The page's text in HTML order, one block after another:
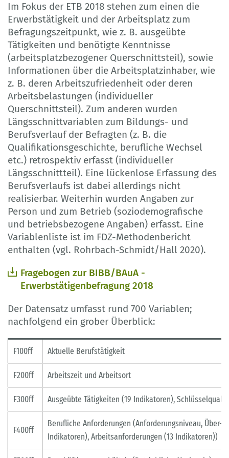
Im Fokus der ETB 2018 stehen zum einen die
Erwerbstätigkeit und der Arbeitsplatz zum
Befragungszeitpunkt, wie z. B. ausgeübte
Tätigkeiten und benötigte Kenntnisse
(arbeitsplatzbezogener Querschnittsteil), sowie
Informationen über die Arbeitsplatzinhaber, wie
z. B. deren Arbeitszufriedenheit oder deren
Arbeitsbelastungen (individueller
Querschnittsteil). Zum anderen wurden
Längsschnittvariablen zum Bildungs- und
Berufsverlauf der Befragten (z. B. die
Qualifikationsgeschichte, berufliche Wechsel
etc.) retrospektiv erfasst (individueller
Längsschnittteil). Eine lückenlose Erfassung des
Berufsverlaufs ist dabei allerdings nicht
realisierbar. Weiterhin wurden Angaben zur
Person und zum Betrieb (soziodemografische
und betriebsbezogene Angaben) erfasst. Eine
Variablenliste ist im FDZ-Methodenbericht
enthalten (vgl. Rohrbach-Schmidt/Hall 2020).
Fragebogen zur BIBB/BAuA -
Erwerbstätigenbefragung 2018
Der Datensatz umfasst rund 700 Variablen;
nachfolgend ein grober Überblick:
F100ff Aktuelle Berufstätigkeit
F200ff Arbeitszeit und Arbeitsort
F300ff Ausgeübte Tätigkeiten (19 Indikatoren),
F400ff
Berufliche Anforderungen (Anforderungsniveau, Über-,
Indikatoren), Arbeitsanforderungen (13 Indikatoren))